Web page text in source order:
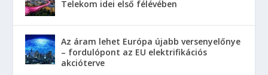
Telekom idei első félévében
Az áram lehet Európa újabb versenyelőnye
– fordulópont az EU elektrifikációs
akcióterve